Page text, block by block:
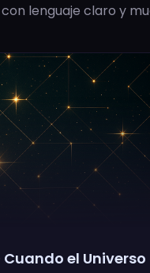
lenguaje claro y
el Universo